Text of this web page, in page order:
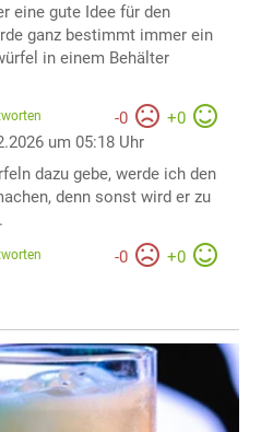
eine gute Idee für den
ganz bestimmt immer ein
in einem Behälter
-0 +0
um 05:18 Uhr
dazu gebe, werde ich den
denn sonst wird er zu
-0 +0